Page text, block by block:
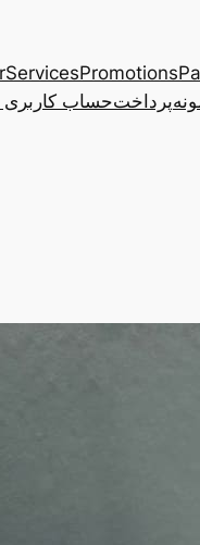
Promotions
Services
پرداختحساب